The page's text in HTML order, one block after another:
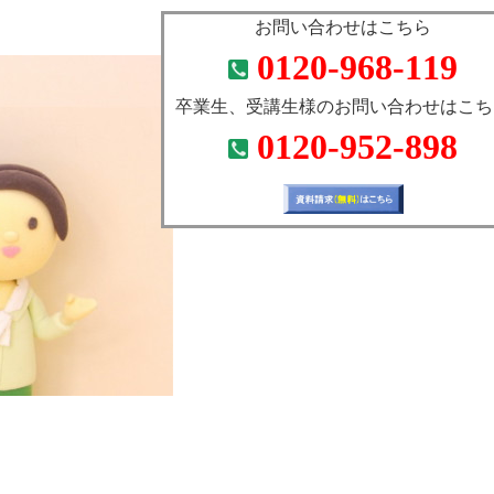
お問い合わせはこちら
0120-968-119
卒業生、受講生様のお問い合わせはこ
0120-952-898